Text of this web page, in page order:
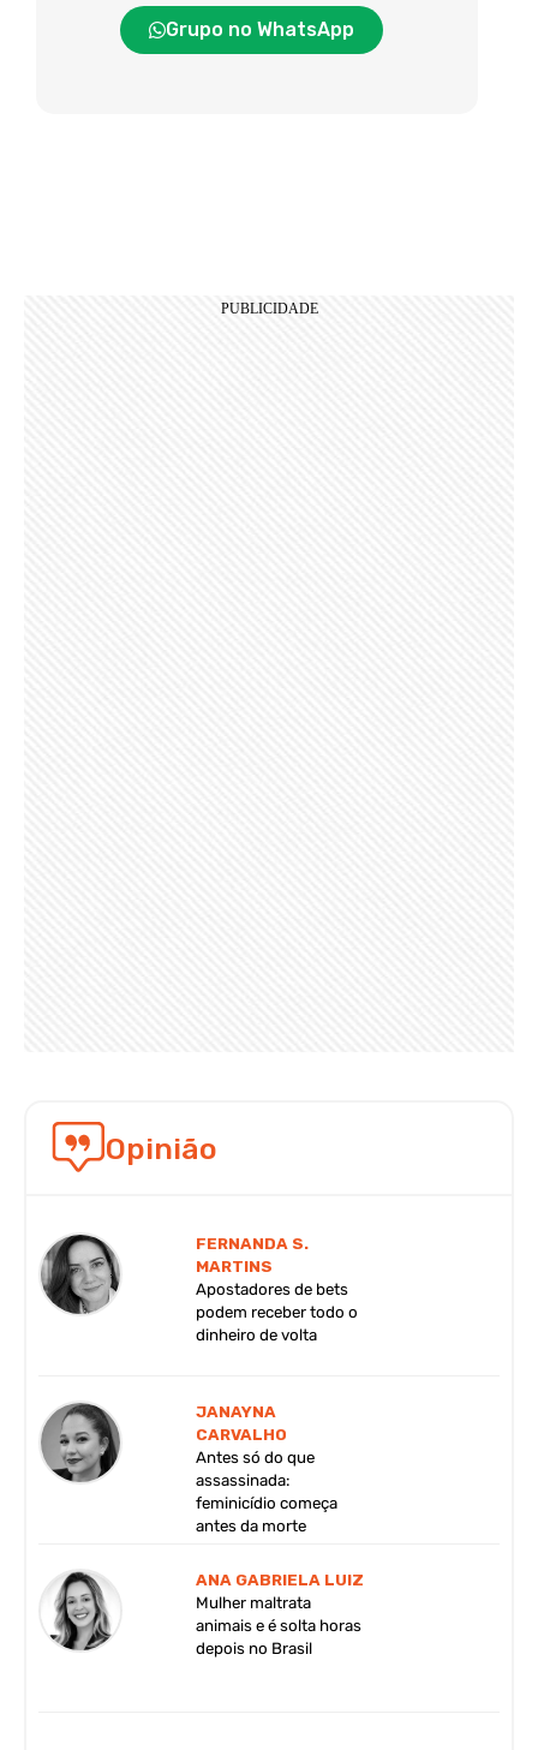
Grupo no WhatsApp
Opinião
FERNANDA S.
MARTINS
Apostadores de bets
podem receber todo o
dinheiro de volta
JANAYNA
CARVALHO
Antes só do que
assassinada:
feminicídio começa
antes da morte
ANA GABRIELA LUIZ
Mulher maltrata
animais e é solta horas
depois no Brasil